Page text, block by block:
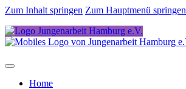
Zum Inhalt springen Zum Hauptmenü springen
Home